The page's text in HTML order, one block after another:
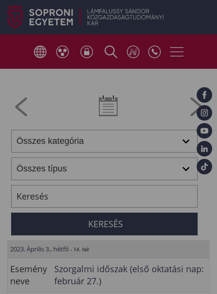
2023. Április 3., hétfő - 14. hét
Esemény
neve
Szorgalmi időszak (első oktatási nap:
február 27.)